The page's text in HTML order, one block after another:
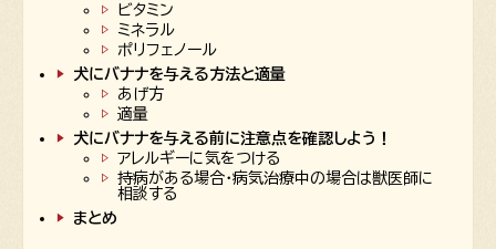
ビタミン
ミネラル
ポリフェノール
犬にバナナを与える方法と適量
あげ方
適量
犬にバナナを与える前に注意点を確認しよう！
アレルギーに気をつける
持病がある場合・病気治療中の場合は獣医師に
相談する
まとめ